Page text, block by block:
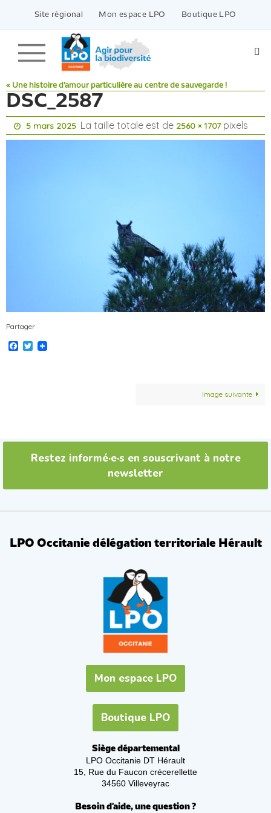
contenu
Site régional Mon espace LPO Boutique LPO
« Une histoire d’amour particulière au centre de sauvegarde !
DSC_2587
5 mars 2025 La taille totale est de 2560 × 1707pixels
Partager
Facebook
Twitter
Image suivante
Restez informé·e·s en souscrivant à notre
newsletter
LPO Occitanie délégation territoriale Hérault
Mon espace LPO
Boutique LPO
Siège départemental
LPO Occitanie DT Hérault
15, Rue du Faucon crécerellette
34560 Villeveyrac
Besoin d'aide, une question ?